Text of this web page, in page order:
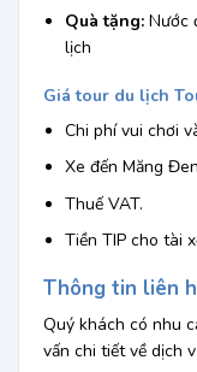
Quà tặng:Nước
lịch
Giá tour du lịch
Chi phí vui chơi
Xe đến Măng Đen
Thuế VAT.
Tiền TIP cho tài
Thông tin liên
Quý khách có nhu
vấn chi tiết về dịch